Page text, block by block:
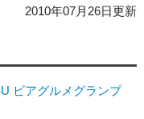
2010年07月26日更新
ビアグルメグランプ